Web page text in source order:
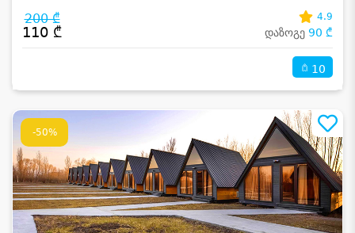
200 ₾
110 ₾
4.9
დაზოგე 90 ₾
10
-50%